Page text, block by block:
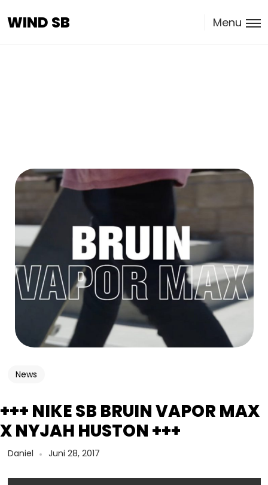
WIND SB
WIND SB Menu
News
+++ NIKE SB BRUIN VAPOR MAX
X NYJAH HUSTON +++
Daniel Juni 28, 2017